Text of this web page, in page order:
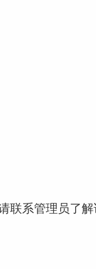
联系管理员了